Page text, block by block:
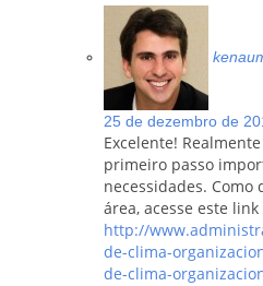
25 de dezembro de
Excelente!
primeiro passo
necessidades.
área, acesse este link
http://
de-clima-
de-clima-